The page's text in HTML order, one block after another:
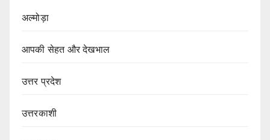
अल्मोड़ा
आपकी सेहत और देखभाल
उत्तर प्रदेश
उत्तरकाशी